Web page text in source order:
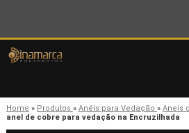
Home » Produtos » Anéis para Vedação » Aneis
anel de cobre para vedação na Encruzilhada